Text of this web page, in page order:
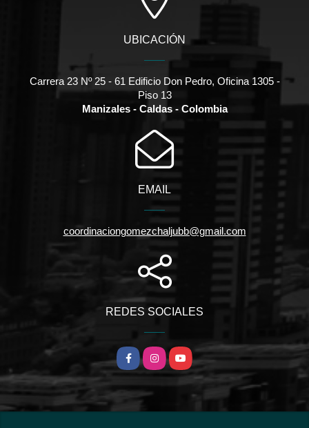
UBICACIÓN
Carrera 23 Nº 25 - 61 Edificio Don Pedro, Oficina 1305 -
Piso 13
Manizales - Caldas - Colombia
EMAIL
coordinaciongomezchaljubb@gmail.com
REDES SOCIALES
FacebookInstagramYouTube